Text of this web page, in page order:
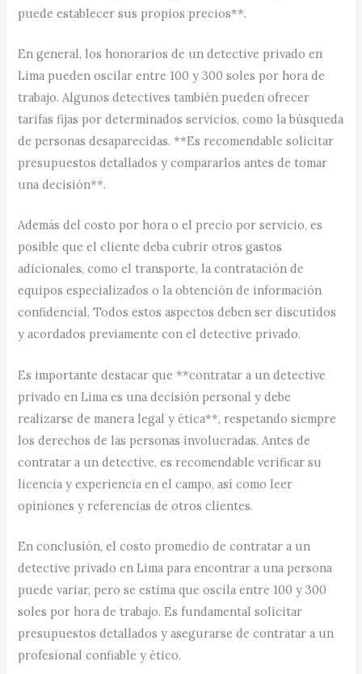
puede establecer sus propios precios**.
En general, los honorarios de un detective privado en
Lima pueden oscilar entre 100 y 300 soles por hora de
trabajo. Algunos detectives también pueden ofrecer
tarifas fijas por determinados servicios, como la búsqueda
de personas desaparecidas. **Es recomendable solicitar
presupuestos detallados y compararlos antes de tomar
una decisión**.
Además del costo por hora o el precio por servicio, es
posible que el cliente deba cubrir otros gastos
adicionales, como el transporte, la contratación de
equipos especializados o la obtención de información
confidencial. Todos estos aspectos deben ser discutidos
y acordados previamente con el detective privado.
Es importante destacar que **contratar a un detective
privado en Lima es una decisión personal y debe
realizarse de manera legal y ética**, respetando siempre
los derechos de las personas involucradas. Antes de
contratar a un detective, es recomendable verificar su
licencia y experiencia en el campo, así como leer
opiniones y referencias de otros clientes.
En conclusión, el costo promedio de contratar a un
detective privado en Lima para encontrar a una persona
puede variar, pero se estima que oscila entre 100 y 300
soles por hora de trabajo. Es fundamental solicitar
presupuestos detallados y asegurarse de contratar a un
profesional confiable y ético.